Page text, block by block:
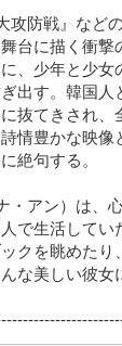
攻防戦』など
台に描く衝
、少年と少
出す。韓国人
抜てきされ、
情豊かな映像
絶句する。
・アン）は、
で生活して
クを眺めたり
な美しい彼